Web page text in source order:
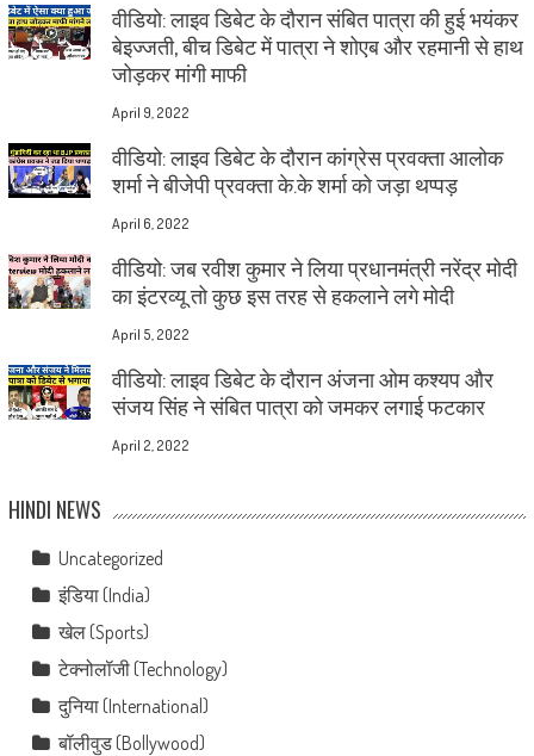
वीडियो: लाइव डिबेट के दौरान संबित पात्रा की हुई भयंकर
बेइज्जती, बीच डिबेट में पात्रा ने शोएब और रहमानी से हाथ
जोड़कर मांगी माफी
April 9, 2022
वीडियो: लाइव डिबेट के दौरान कांग्रेस प्रवक्ता आलोक
शर्मा ने बीजेपी प्रवक्ता के.के शर्मा को जड़ा थप्पड़
April 6, 2022
वीडियो: जब रवीश कुमार ने लिया प्रधानमंत्री नरेंद्र मोदी
का इंटरव्यू तो कुछ इस तरह से हकलाने लगे मोदी
April 5, 2022
वीडियो: लाइव डिबेट के दौरान अंजना ओम कश्यप और
संजय सिंह ने संबित पात्रा को जमकर लगाई फटकार
April 2, 2022
HINDI NEWS
Uncategorized
इंडिया (India)
खेल (Sports)
टेक्नोलॉजी (Technology)
दुनिया (International)
बॉलीवुड (Bollywood)